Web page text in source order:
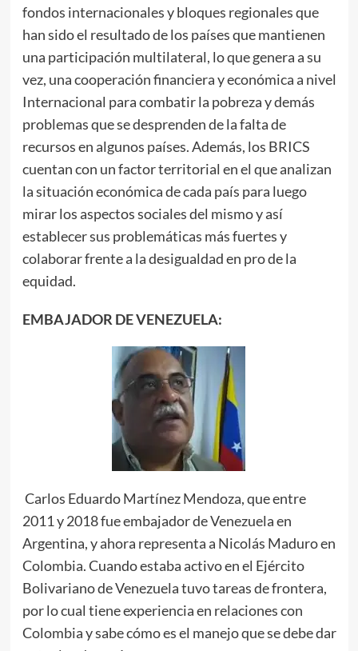
fondos internacionales y bloques regionales que
han sido el resultado de los países que mantienen
una participación multilateral, lo que genera a su
vez, una cooperación financiera y económica a nivel
Internacional para combatir la pobreza y demás
problemas que se desprenden de la falta de
recursos en algunos países. Además, los BRICS
cuentan con un factor territorial en el que analizan
la situación económica de cada país para luego
mirar los aspectos sociales del mismo y así
establecer sus problemáticas más fuertes y
colaborar frente a la desigualdad en pro de la
equidad.
EMBAJADOR DE VENEZUELA:
Carlos Eduardo Martínez Mendoza, que entre
2011 y 2018 fue embajador de Venezuela en
Argentina, y ahora representa a Nicolás Maduro en
Colombia. Cuando estaba activo en el Ejército
Bolivariano de Venezuela tuvo tareas de frontera,
por lo cual tiene experiencia en relaciones con
Colombia y sabe cómo es el manejo que se debe dar